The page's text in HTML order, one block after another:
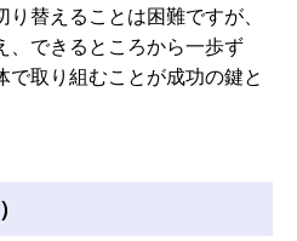
替えることは困難ですが、
、できるところから一歩ず
取り組むことが成功の鍵と